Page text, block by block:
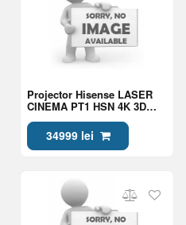
Projector Hisense LASER
CINEMA PT1 HSN 4K 3D
34999 lei